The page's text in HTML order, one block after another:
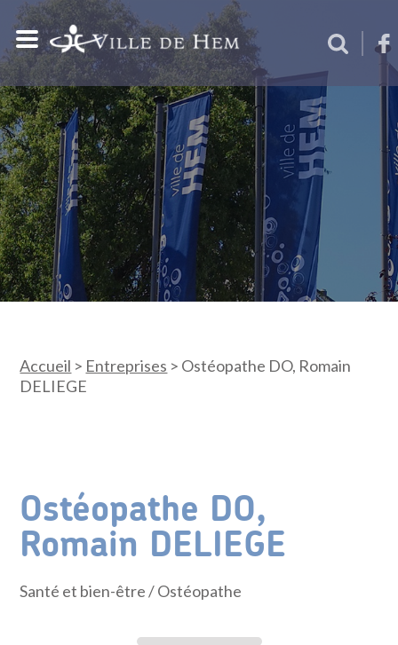
Accueil > Entreprises > Ostéopathe DO, Romain
DELIEGE
Ostéopathe DO,
Romain DELIEGE
Santé et bien-être/ Ostéopathe